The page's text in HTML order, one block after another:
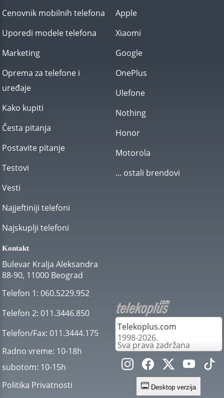
Cenovnik mobilnih telefona
Uporedi modele telefona
Marketing
Oprema za telefone i
uređaje
Kako kupiti
Česta pitanja
Postavite pitanje
Testovi
Vesti
Najjeftiniji telefoni
Najskuplji telefoni
Apple
Xiaomi
Google
OnePlus
Ulefone
Nothing
Honor
Motorola
... ostali brendovi
Kontakt
Bulevar Kralja Aleksandra
88-90, 11000 Beograd
Telefon 1: 060.5229.952
Telefon 2: 011.3446.850
Telefon/Fax: 011.3444.175
Radno vreme: 10-18h
subotom: 10-15h
Politika Privatnosti
Telekoplus.com
1998-2026.
Sva prava zadržana
Desktop verzija